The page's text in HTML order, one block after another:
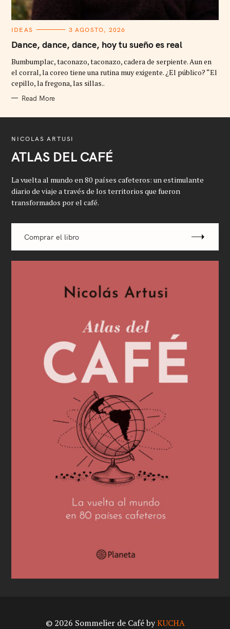
C
T
E
O
R
I
E
IDEAS 3 AGOSTO, 2026
Dance, dance, dance, hoy tu sueño es real
Bumbumplac, taconazo, taconazo, cadera de serpiente. Aun en
el corral, la coreo tiene una rutina muy exigente. ¿El público? “El
cepillo, la fregona, las sillas..
Read More
NICOLAS ARTUSI
ATLAS DEL CAFÉ
La vuelta al mundo en 80 países cafeteros: un estimulante
diario de viaje a través de los territorios que fueron
transformados por el café.
Comprar el libro
© 2026 Sommelier de Café byKUCHA